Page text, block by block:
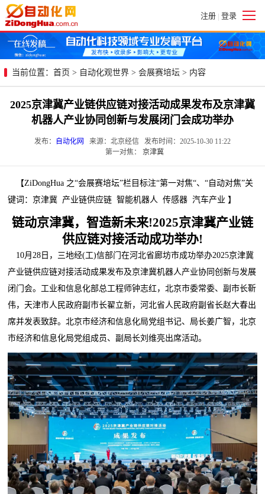
注册 | 登录
当前位置： 首页 > 自动化观世界 > 会展赛培坛 > 内容
2025京津冀产业链供应链对接活动成果发布及京津冀
机器人产业协同创新与发展闭门会成功举办
发布： 自动化网
来源：北京经信 发布时间：2025-10-30 11:22
第一对焦： 京津冀
【ZiDongHua 之“会展赛培坛”栏目标注“第一对焦“、“自动对焦”关
键词：京津冀 产业链供应链 智能机器人 传感器 汽车产业 】
链动京津冀，智造新未来!2025京津冀产业链
供应链对接活动成功举办!
10月28日，三地经(工)信部门在河北省廊坊市成功举办2025京津冀
产业链供应链对接活动成果发布及京津冀机器人产业协同创新与发展
闭门会。工业和信息化部总工程师钟志红，北京市委常委、副市长靳
伟，天津市人民政府副市长翟立新，河北省人民政府副省长赵大春出
席并发表致辞。北京市经济和信息化局党组书记、局长姜广智，北京
市经济和信息化局党组成员、副局长刘维亮出席活动。